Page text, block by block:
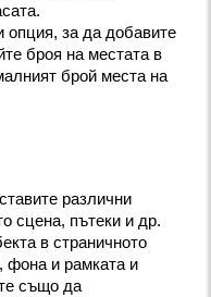
опция, за да добавите
броя на местата в
брой места на
различни
сцена, пътеки и др.
в страничното
фона и рамката и
също да